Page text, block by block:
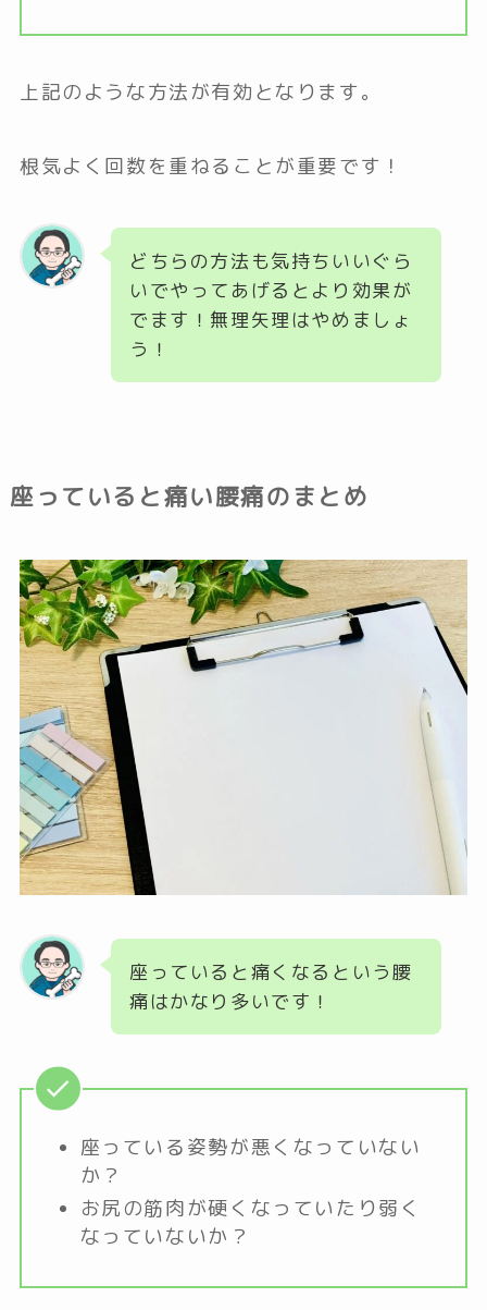
上記のような方法が有効となります。
根気よく回数を重ねることが重要です！
どちらの方法も気持ちいいぐら
いでやってあげるとより効果が
でます！無理矢理はやめましょ
う！
座っていると痛い腰痛のまとめ
座っていると痛くなるという腰
痛はかなり多いです！
座っている姿勢が悪くなっていない
か？
お尻の筋肉が硬くなっていたり弱く
なっていないか？